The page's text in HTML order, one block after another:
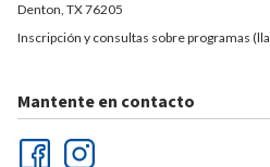
Denton, TX 76205
Inscripción y consultas sobre programas
Mantente en contacto